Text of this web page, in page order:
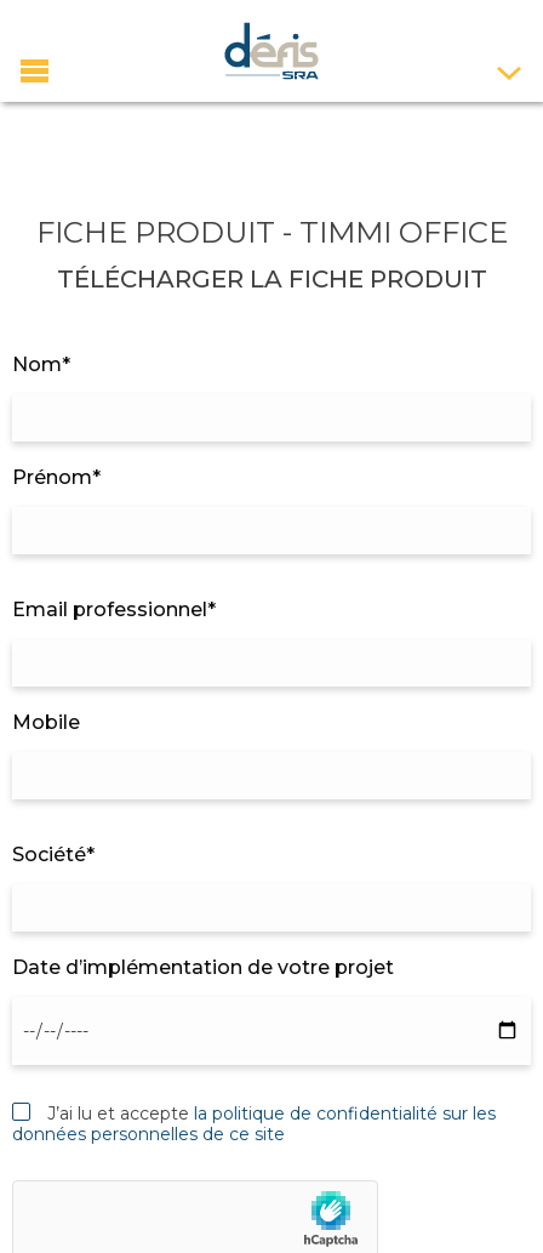
FICHE PRODUIT - TIMMI OFFICE
TÉLÉCHARGER LA FICHE PRODUIT
Nom*
Prénom*
Email professionnel*
Mobile
Société*
Date d’implémentation de votre projet
J’ai lu et accepte la politique de confidentialité sur les
données personnelles de ce site